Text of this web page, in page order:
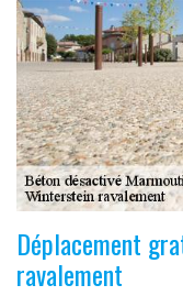
Déplacement
ravalement